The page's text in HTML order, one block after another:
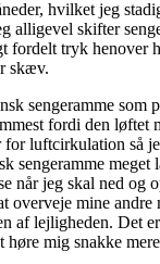
hvilket jeg
alligevel skifter
fordelt tryk henover
skæv.
sengeramme som
fordi den løftet
for luftcirkulation så
sengeramme
når jeg skal ned og
overveje mine andre
af lejligheden. Det
mig snakke